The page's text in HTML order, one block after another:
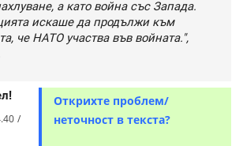
а като война със Запада.
искаше да продължи към
че НАТО участва във войната.",
Открихте проблем/
неточност в текста?